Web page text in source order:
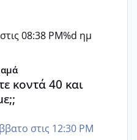
08:38 PM%d ημ
προσπαθούμε;;
κοντά 40 και
στις 12:30 PM